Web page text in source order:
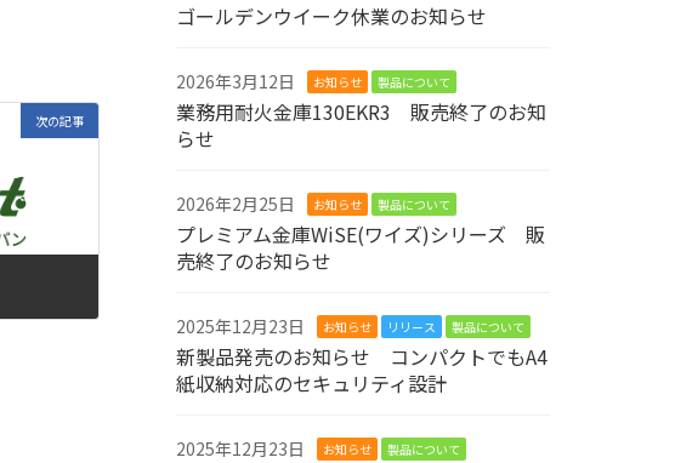
次の記事
ゴールデンウイーク休業のお知らせ
2026年3月12日 お知らせ 製品について
業務用耐火金庫130EKR3 販売終了のお知
らせ
2026年2月25日 お知らせ 製品について
プレミアム金庫WiSE(ワイズ)シリーズ 販
売終了のお知らせ
2025年12月23日 お知らせ リリース 製品について
新製品発売のお知らせ コンパクトでもA4
紙収納対応のセキュリティ設計
2025年12月23日 お知らせ 製品について